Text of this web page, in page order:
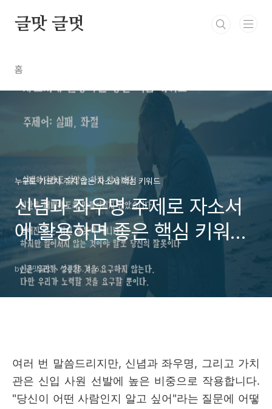
글맛 글멋
홈
누구도 가르쳐 주지 않는 자소서 핵심 키워드
신념과 좌우명 주제로 자소서
에 활용하면 좋은 핵심 키워드,
자소서 소제목, "나는 이런 사
람입니다"에 활용하면 좋은 명
by 글맛글멋 2025. 4. 6.
여러 번 말씀드리지만, 신념과 좌우명, 그리고 가치
관은 신입 사원 선발에 높은 비중으로 작용합니다.
"당신이 어떤 사람인지 알고 싶어"라는 질문에 어떻